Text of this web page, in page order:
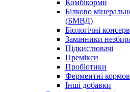
Комбікорми
Білково
(БМВД)
Біологічні
Замінники
Підкислювачі
Премікси
Пробіотики
Ферментні
Інші добавки